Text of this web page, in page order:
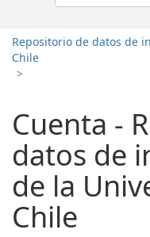
Repositorio de datos de
Chile
>
Cuenta -
datos de
de la
Chile